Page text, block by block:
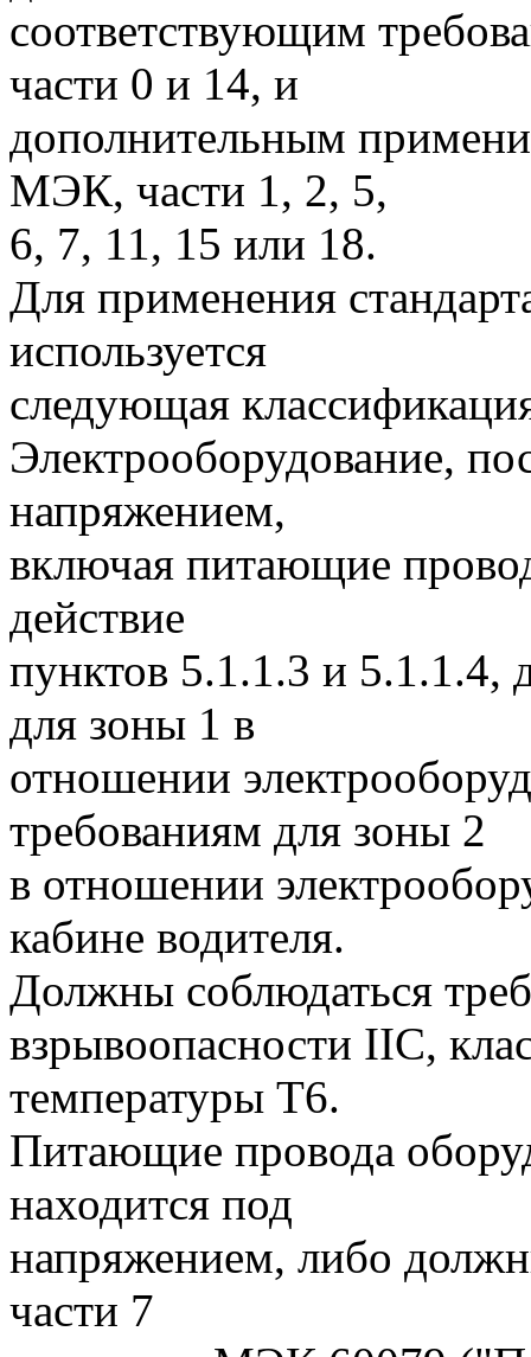
соответствующим
части 0 и 14, и
дополнительным
МЭК, части 1, 2, 5,
6, 7, 11, 15 или 18.
Для применения
используется
следующая
Электрооборудование,
напряжением,
включая питающие
действие
пунктов 5.1.1.3 и 5.1.1.4,
для зоны 1 в
отношении
требованиям для зоны 2
в отношении
кабине водителя.
Должны соблюдаться
взрывоопасности IIС,
температуры Т6.
Питающие провода
находится под
напряжением, либо
части 7